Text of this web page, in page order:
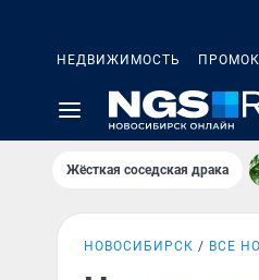
НЕДВИЖИМОСТЬ
Жёсткая соседская драка
НОВОСИБИРСК ВСЕ